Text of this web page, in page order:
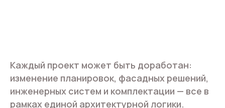
Каждый проект может быть доработан:
изменение планировок, фасадных решений,
инженерных систем и комплектации — все в
рамках единой архитектурной логики.